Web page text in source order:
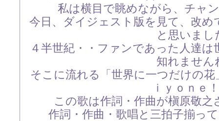
私は横目で眺めながら、チャ
今日、ダイジェスト版を見て、改
と思いまし
４半世紀・・ファンであった人達
知れません
そこに流れる「世界に一つだけの
ｉｙｏｎｅ
この歌は作詞・作曲が槇原敬
作詞・作曲・歌唱と三拍子揃っ